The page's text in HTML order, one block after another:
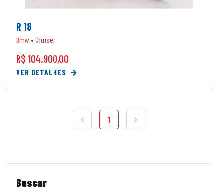
R 18
Bmw • Cruiser
R$ 104.900,00
VER DETALHES
1
Buscar